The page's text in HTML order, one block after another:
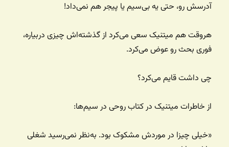
آدرسش رو، حتی یه بی‌سیم یا پیجر هم نمی‌داد!
هروقت هم میتنیک سعی می‌کرد از گذشته‌اش چیزی دربیاره،
فوری بحث رو عوض می‌کرد.
چی داشت قایم می‌کرد؟
از خاطرات میتنیک در کتاب روحی در سیم‌ها:
«خیلی چیزا در موردش مشکوک بود. به‌نظر نمی‌رسید شغلی